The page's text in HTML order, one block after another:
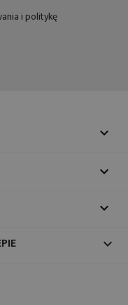
i politykę



keyboard_arrow_down